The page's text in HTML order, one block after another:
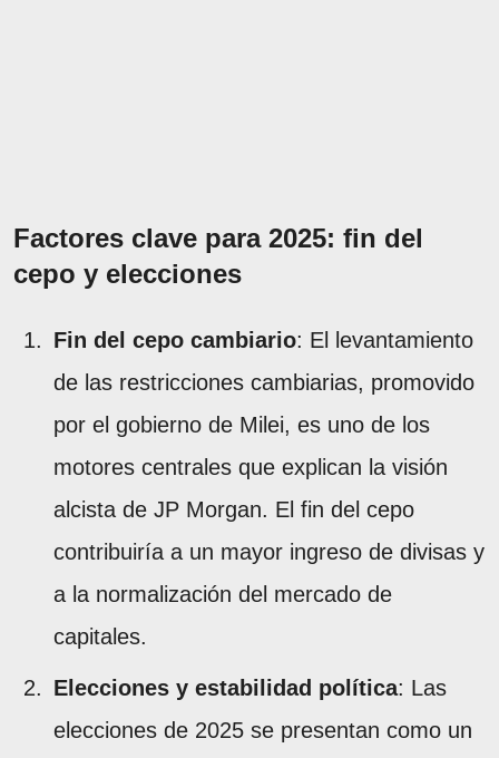
Factores clave para 2025: fin del
cepo y elecciones
Fin del cepo cambiario: El levantamiento
de las restricciones cambiarias, promovido
por el gobierno de Milei, es uno de los
motores centrales que explican la visión
alcista de JP Morgan. El fin del cepo
contribuiría a un mayor ingreso de divisas y
a la normalización del mercado de
capitales.
Elecciones y estabilidad política: Las
elecciones de 2025 se presentan como un